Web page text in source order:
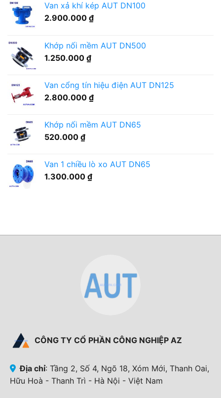
gì?
công
thế
nào?
đi
hóa
cần
lưu
Van xả khí kép AUT DN100
2.900.000 ₫
Khớp nối mềm AUT DN500
1.250.000 ₫
Van cổng tín hiệu điện AUT DN125
2.800.000 ₫
Khớp nối mềm AUT DN65
520.000 ₫
Van 1 chiều lò xo AUT DN65
1.300.000 ₫
CÔNG TY CỔ PHẦN CÔNG NGHIỆP AZ
Địa chỉ: Tầng 2, Số 4, Ngõ 18, Xóm Mới, Thanh Oai,
Hữu Hoà - Thanh Trì - Hà Nội - Việt Nam